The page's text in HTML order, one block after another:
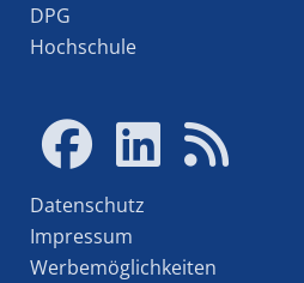
DPG
Hochschule
Datenschutz
Impressum
Werbemöglichkeiten